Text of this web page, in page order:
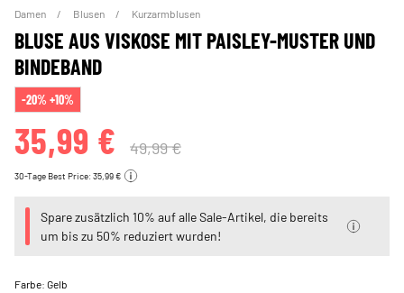
Damen Blusen Kurzarmblusen
BLUSE AUS VISKOSE MIT PAISLEY-MUSTER UND
BINDEBAND
-20% +10%
35,99 € 49,99 €
30-Tage Best Price: 35,99 €
Spare zusätzlich 10% auf alle Sale-Artikel, die bereits
um bis zu 50% reduziert wurden!
Farbe:Gelb